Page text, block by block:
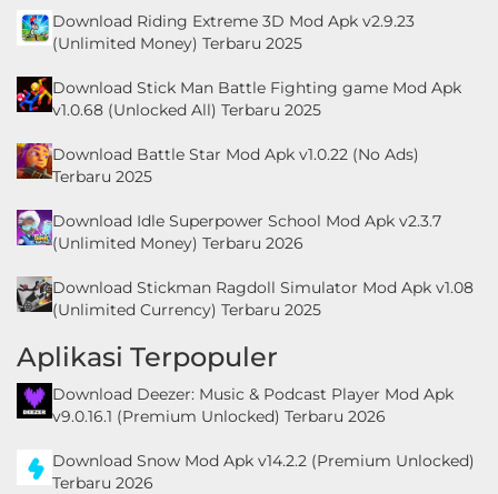
Download Riding Extreme 3D Mod Apk v2.9.23
(Unlimited Money) Terbaru 2025
Download Stick Man Battle Fighting game Mod Apk
v1.0.68 (Unlocked All) Terbaru 2025
Download Battle Star Mod Apk v1.0.22 (No Ads)
Terbaru 2025
Download Idle Superpower School Mod Apk v2.3.7
(Unlimited Money) Terbaru 2026
Download Stickman Ragdoll Simulator Mod Apk v1.08
(Unlimited Currency) Terbaru 2025
Aplikasi Terpopuler
Download Deezer: Music & Podcast Player Mod Apk
v9.0.16.1 (Premium Unlocked) Terbaru 2026
Download Snow Mod Apk v14.2.2 (Premium Unlocked)
Terbaru 2026